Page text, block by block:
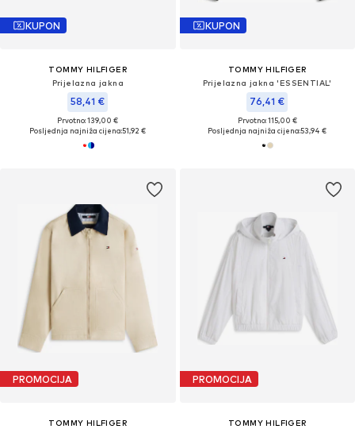
KUPON
TOMMY HILFIGER
Prijelazna jakna
58,41 €
Prvotno: 139,00 €
Posljednja najniža cijena:51,92 €
KUPON
TOMMY HILFIGER
Prijelazna jakna 'ESSENTIAL'
76,41 €
Prvotno: 115,00 €
Posljednja najniža cijena:53,94 €
PROMOCIJA
TOMMY HILFIGER
PROMOCIJA
TOMMY HILFIGER